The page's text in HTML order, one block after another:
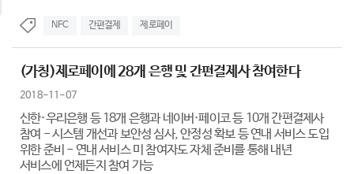
NFC 간편결제 제로페이
(가칭)제로페이에 28개 은행 및 간편결제사 참여한다
2018-11-07
신한·우리은행 등 18개 은행과 네이버·페이코 등 10개 간편결제사
참여 - 시스템 개선과 보안성 심사, 안정성 확보 등 연내 서비스 도입
위한 준비 - 연내 서비스 미 참여자도 자체 준비를 통해 내년
서비스에 언제든지 참여 가능